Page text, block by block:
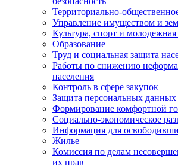
Территориально-
Управление имуществом и
Культура, спорт и
Образование
Труд и социальная защита
Работы по снижению
населения
Контроль в сфере закупок
Защита персональных данных
Формирование комфортной
Социально-экономическое
Информация для
Жилье
Комиссия по делам
их прав